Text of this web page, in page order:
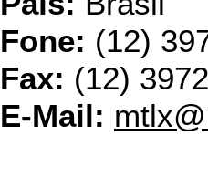
Fone: (12)
Fax: (12)
E-Mail: